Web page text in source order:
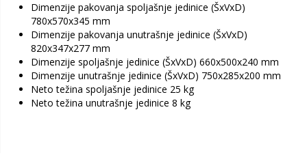
Dimenzije pakovanja spoljašnje jedinice (ŠxVxD)
780x570x345 mm
Dimenzije pakovanja unutrašnje jedinice (ŠxVxD)
820x347x277 mm
Dimenzije spoljašnje jedinice (ŠxVxD) 660x500x240 mm
Dimenzije unutrašnje jedinice (ŠxVxD) 750x285x200 mm
Neto težina spoljašnje jedinice 25 kg
Neto težina unutrašnje jedinice 8 kg